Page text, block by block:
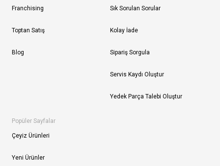
Franchising
Toptan Satış
Blog
Sık Sorulan Sorular
Kolay İade
Sipariş Sorgula
Servis Kaydı Oluştur
Yedek Parça Talebi Oluştur
Popüler Sayfalar
Çeyiz Ürünleri
Yeni Ürünler